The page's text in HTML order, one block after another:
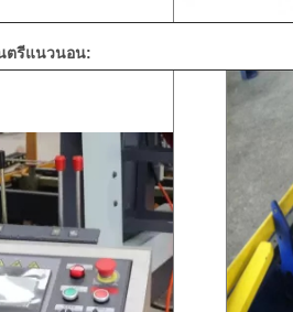
ตรีแนวนอน: